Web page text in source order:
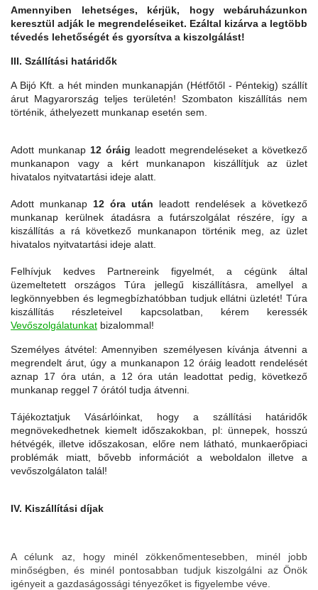
Amennyiben lehetséges, kérjük, hogy webáruházunkon
keresztül adják le megrendeléseiket. Ezáltal kizárva a legtöbb
tévedés lehetőségét és gyorsítva a kiszolgálást!
III. Szállítási határidők
A Bijó Kft. a hét minden munkanapján (Hétfőtől - Péntekig) szállít
árut Magyarország teljes területén! Szombaton kiszállítás nem
történik, áthelyezett munkanap esetén sem.
Adott munkanap 12 óráig leadott megrendeléseket a következő
munkanapon vagy a kért munkanapon kiszállítjuk az üzlet
hivatalos nyitvatartási ideje alatt.
Adott munkanap 12 óra után leadott rendelések a következő
munkanap kerülnek átadásra a futárszolgálat részére, így a
kiszállítás a rá következő munkanapon történik meg, az üzlet
hivatalos nyitvatartási ideje alatt.
Felhívjuk kedves Partnereink figyelmét, a cégünk által
üzemeltetett országos Túra jellegű kiszállításra, amellyel a
legkönnyebben és legmegbízhatóbban tudjuk ellátni üzletét! Túra
kiszállítás részleteivel kapcsolatban, kérem keressék
Vevőszolgálatunkat bizalommal!
Személyes átvétel: Amennyiben személyesen kívánja átvenni a
megrendelt árut, úgy a munkanapon 12 óráig leadott rendelését
aznap 17 óra után, a 12 óra után leadottat pedig, következő
munkanap reggel 7 órától tudja átvenni.
Tájékoztatjuk Vásárlóinkat, hogy a szállítási határidők
megnövekedhetnek kiemelt időszakokban, pl: ünnepek, hosszú
hétvégék, illetve időszakosan, előre nem látható, munkaerőpiaci
problémák miatt, bővebb információt a weboldalon illetve a
vevőszolgálaton talál!
IV. Kiszállítási díjak
A célunk az, hogy minél zökkenőmentesebben, minél jobb
minőségben, és minél pontosabban tudjuk kiszolgálni az Önök
igényeit a gazdaságossági tényezőket is figyelembe véve.